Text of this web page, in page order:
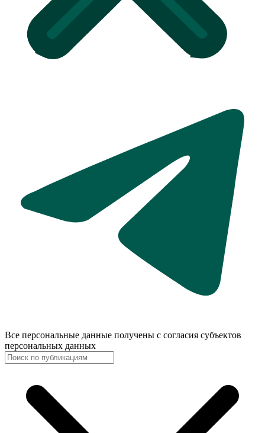
Все персональные данные получены с согласия субъектов
персональных данных